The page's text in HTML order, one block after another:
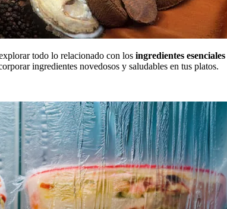
todo lo relacionado con los ingredientes
ingredientes novedosos y saludables en tus platos.